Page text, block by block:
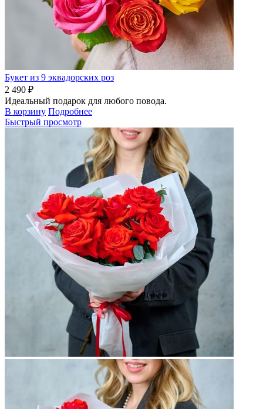
Букет из 9 эквадорских роз
2 490 ₽
Идеальный подарок для любого повода.
В корзину Подробнее
Быстрый просмотр